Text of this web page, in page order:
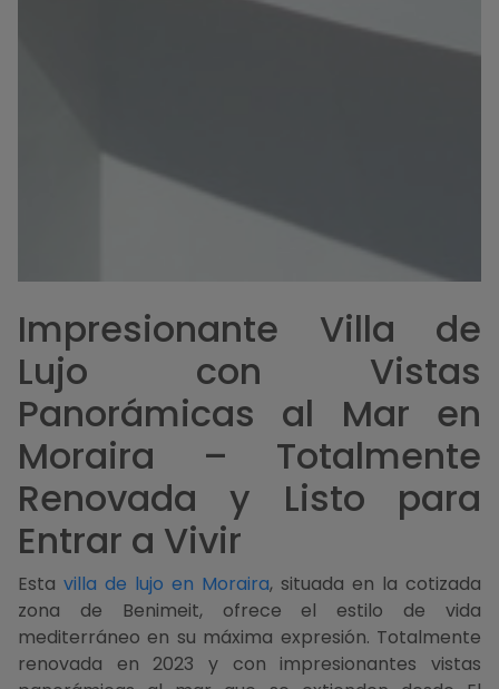
Impresionante Villa de
Lujo con Vistas
Panorámicas al Mar en
Moraira – Totalmente
Renovada y Listo para
Entrar a Vivir
Esta villa de lujo en Moraira, situada en la cotizada
zona de Benimeit, ofrece el estilo de vida
mediterráneo en su máxima expresión. Totalmente
renovada en 2023 y con impresionantes vistas